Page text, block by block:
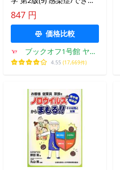
た編集委員会(著者),村川裕
二(著者)
847 円
価格比較
ブックオフ1号館 ヤフ
ーショッピング店
4.55 (17,669件)